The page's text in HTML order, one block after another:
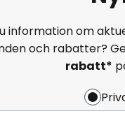
information om
och rabatter?
rabatt*